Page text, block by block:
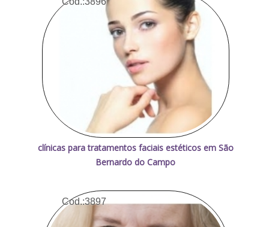
clínicas para tratamentos faciais estéticos em São
Bernardo do Campo
Cod.:3897